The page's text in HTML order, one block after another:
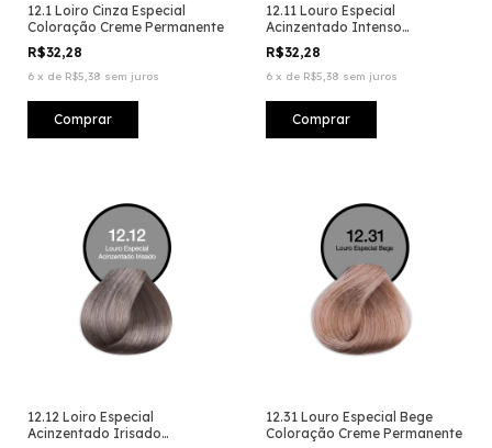
12.1 Loiro Cinza Especial
Coloração Creme Permanente
R$32,28
6 x de R$5,38 sem juros
12.11 Louro Especial
Acinzentado Intenso
Coloração Creme Permanente
R$32,28
6 x de R$5,38 sem juros
12.12 Loiro Especial
Acinzentado Irisado
12.31 Louro Especial Bege
Coloração Creme Permanente